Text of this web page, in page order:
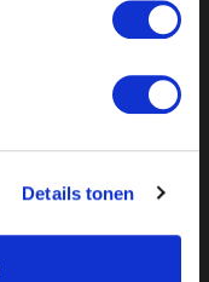
Details tonen